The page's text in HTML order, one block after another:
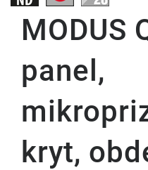
MODUS
panel,
kryt,